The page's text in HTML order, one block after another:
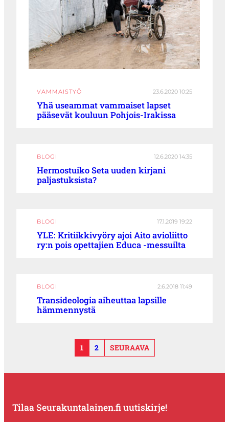
VAMMAISTYÖ 23.6.2020 10:25
Yhä useammat vammaiset lapset
pääsevät kouluun Pohjois-Irakissa
BLOGI 12.6.2020 14:35
Hermostuiko Seta uuden kirjani
paljastuksista?
BLOGI 17.1.2019 19:22
YLE: Kritiikkivyöry ajoi Aito avioliitto
ry:n pois opettajien Educa -messuilta
BLOGI 2.6.2018 11:49
Transideologia aiheuttaa lapsille
hämmennystä
1 2 SEURAAVA
Tilaa Seurakuntalainen.fi uutiskirje!